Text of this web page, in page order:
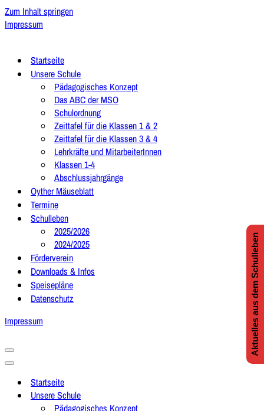
Zum Inhalt springen
Impressum
Startseite
Unsere Schule
Pädagogisches Konzept
Das ABC der MSO
Schulordnung
Zeittafel für die Klassen 1 & 2
Zeittafel für die Klassen 3 & 4
Lehrkräfte und MitarbeiterInnen
Klassen 1-4
Abschlussjahrgänge
Oyther Mäuseblatt
Termine
Schulleben
2025/2026
2024/2025
Förderverein
Downloads & Infos
Speisepläne
Datenschutz
Impressum
Navigationsmenü
Navigationsmenü
Startseite
Unsere Schule
Pädagogisches Konzept
Aktuelles aus dem Schulleben